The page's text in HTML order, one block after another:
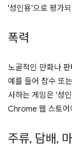
'성인용'으로 평가
폭력
노골적인 만화나
예를 들어 참수 또
사하는 게임은 '성
Chrome 웹 스토어
주류, 담배,